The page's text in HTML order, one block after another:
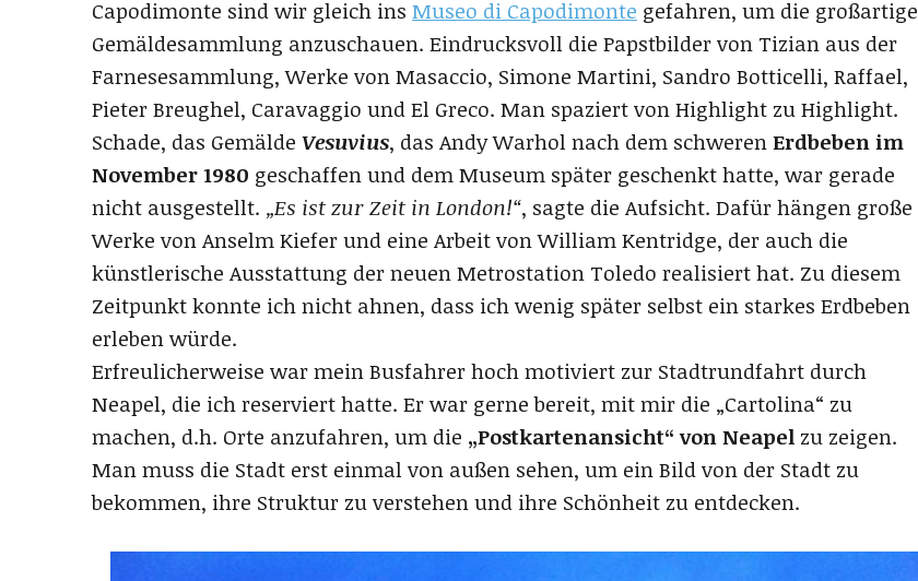
Capodimonte sind wir gleich ins Museo di Capodimonte gefahren, um die großartige
Gemäldesammlung anzuschauen. Eindrucksvoll die Papstbilder von Tizian aus der
Farnesesammlung, Werke von Masaccio, Simone Martini, Sandro Botticelli, Raffael,
Pieter Breughel, Caravaggio und El Greco. Man spaziert von Highlight zu Highlight.
Schade, das Gemälde Vesuvius, das Andy Warhol nach dem schwerenErdbeben im
November 1980 geschaffen und dem Museum später geschenkt hatte, war gerade
nicht ausgestellt. „Es ist zur Zeit in London!“, sagte die Aufsicht. Dafür hängen große
Werke von Anselm Kiefer und eine Arbeit von William Kentridge, der auch die
künstlerische Ausstattung der neuen Metrostation Toledo realisiert hat. Zu diesem
Zeitpunkt konnte ich nicht ahnen, dass ich wenig später selbst ein starkes Erdbeben
erleben würde.
Erfreulicherweise war mein Busfahrer hoch motiviert zur Stadtrundfahrt durch
Neapel, die ich reserviert hatte. Er war gerne bereit, mit mir die „Cartolina“ zu
machen, d.h. Orte anzufahren, um die „Postkartenansicht“ von Neapel zu zeigen.
Man muss die Stadt erst einmal von außen sehen, um ein Bild von der Stadt zu
bekommen, ihre Struktur zu verstehen und ihre Schönheit zu entdecken.